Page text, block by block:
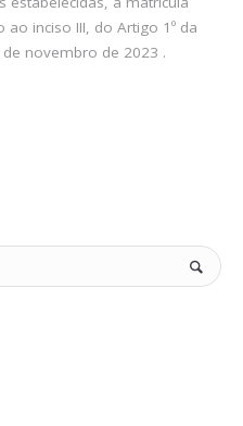
inciso III, do Artigo 1º da
de novembro de 2023 .